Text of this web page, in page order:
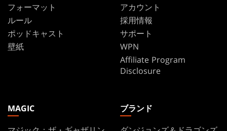
フォーマット
ルール
ポッドキャスト
壁紙
アカウント
採用情報
サポート
WPN
Affiliate Program
Disclosure
MAGIC
ブランド